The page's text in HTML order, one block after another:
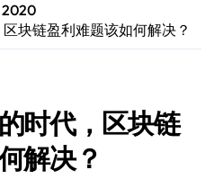
2020
块链盈利难题该如何解决？
时代，区块链
解决？